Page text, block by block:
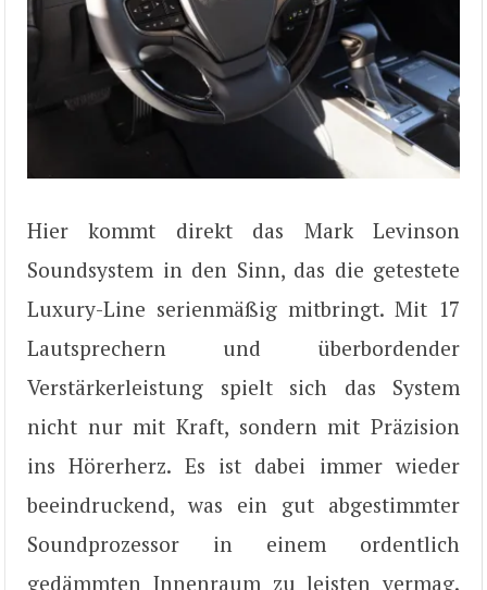
Hier kommt direkt das Mark Levinson
Soundsystem in den Sinn, das die getestete
Luxury-Line serienmäßig mitbringt. Mit 17
Lautsprechern und überbordender
Verstärkerleistung spielt sich das System
nicht nur mit Kraft, sondern mit Präzision
ins Hörerherz. Es ist dabei immer wieder
beeindruckend, was ein gut abgestimmter
Soundprozessor in einem ordentlich
gedämmten Innenraum zu leisten vermag.